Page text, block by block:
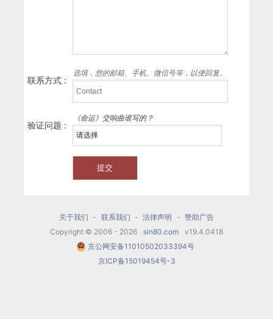
联系方式 :
选填，您的邮箱、手机、微信号等，以便回复。
验证问题 :
《命运》交响曲谁写的？
关于我们 - 联系我们 - 法律声明 - 赞助广告
Copyright © 2006 - 2026
sin80.com
v19.4.0418
京公网安备11010502033394号
京ICP备15019454号-3